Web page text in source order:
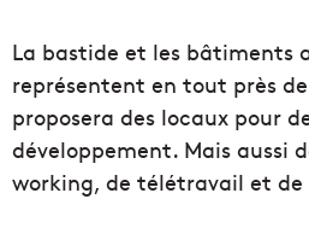
La bastide et les bâtiments
représentent en tout près
proposera des locaux pour
développement. Mais aussi
working, de télétravail et de